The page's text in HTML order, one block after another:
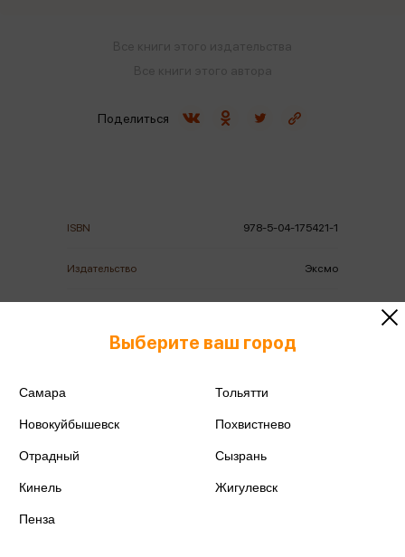
ISBN 978-5-04-175421-1
Издательство Эксмо
Количество страниц
Сабанеев Л.П.
Поделиться
Выберите ваш город
Самара Тольятти
Новокуйбышевск Похвистнево
Отрадный Сызрань
Кинель Жигулевск
Пенза